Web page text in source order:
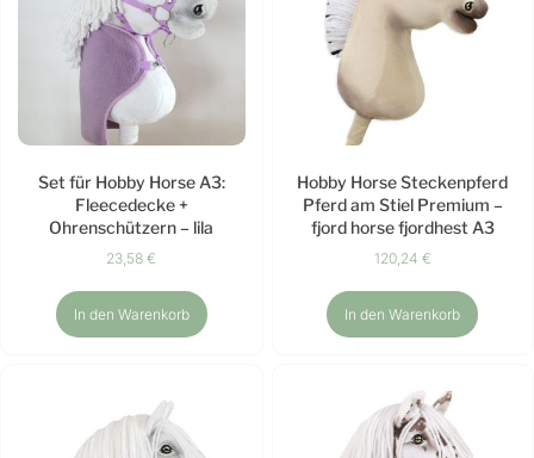
Set für Hobby Horse A3:
Fleecedecke +
Ohrenschützern – lila
23,58€
In den Warenkorb
Hobby Horse Steckenpferd
Pferd am Stiel Premium –
fjord horse fjordhest A3
120,24 €
In den Warenkorb